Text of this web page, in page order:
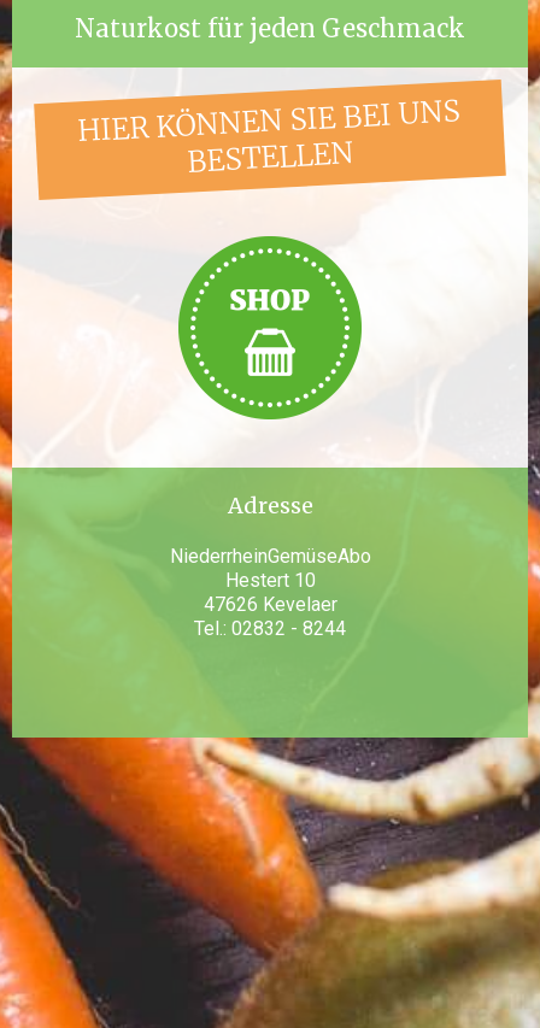
Naturkost für jeden Geschmack
HIER KÖNNEN SIE BEI UNS
BESTELLEN
Adresse
NiederrheinGemüseAbo
Hestert 10
47626 Kevelaer
Tel.: 02832 - 8244